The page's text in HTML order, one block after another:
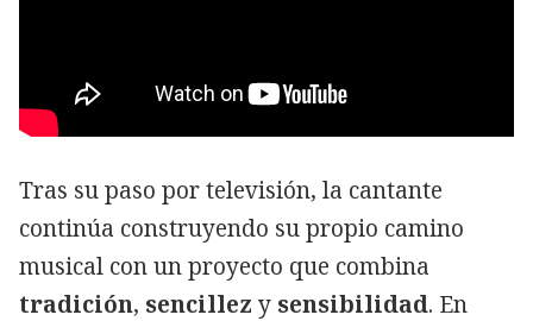
Tras su paso por televisión, la cantante
continúa construyendo su propio camino
musical con un proyecto que combina
tradición, sencillez y sensibilidad. En